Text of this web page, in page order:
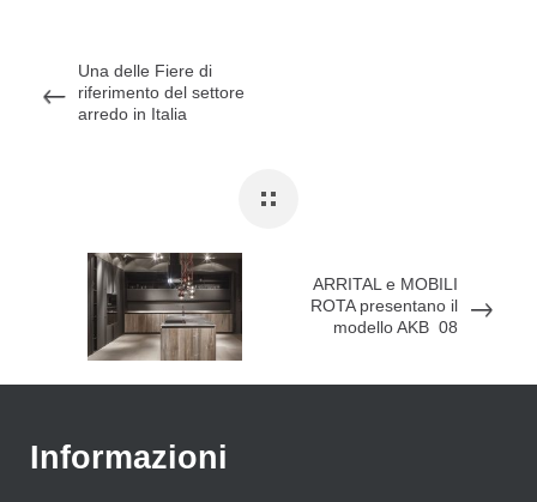
Una delle Fiere di
riferimento del settore
arredo in Italia
ARRITAL e MOBILI
ROTA presentano il
modello AKB_08
Informazioni